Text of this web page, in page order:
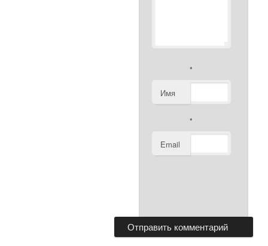
Имя
*
Email
*